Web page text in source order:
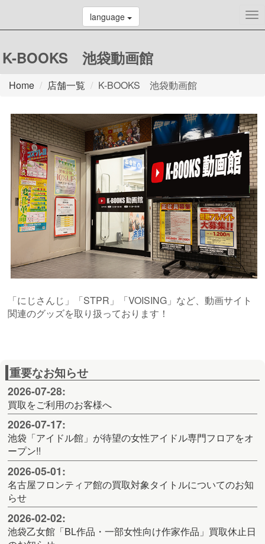
language
K-BOOKS 池袋動画館
Home 店舗一覧 K-BOOKS 池袋動画館
「にじさんじ」「STPR」「VOISING」など、動画サイト
関連のグッズを取り扱っております！
重要なお知らせ
2026-07-28:
買取をご利用のお客様へ
2026-07-17:
池袋「アイドル館」が待望の女性アイドル専門フロアをオ
ープン!!
2026-05-01:
名古屋フロンティア館の買取対象タイトルについてのお知
らせ
2026-02-02:
池袋乙女館「BL作品・一部女性向け作家作品」買取休止日